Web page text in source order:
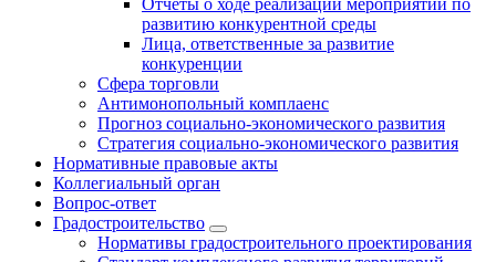
Отчеты о ходе реализации мероприятий по
развитию конкурентной среды
Лица, ответственные за развитие
конкуренции
Сфера торговли
Антимонопольный комплаенс
Прогноз социально-экономического развития
Стратегия социально-экономического развития
Нормативные правовые акты
Коллегиальный орган
Вопрос-ответ
Градостроительство
Нормативы градостроительного проектирования